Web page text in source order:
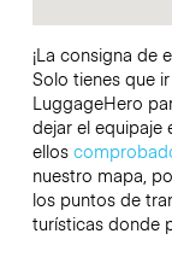
¡La consigna de
Solo tienes que
LuggageHero
dejar el equipaje
ellos
nuestro mapa,
los puntos de
turísticas donde